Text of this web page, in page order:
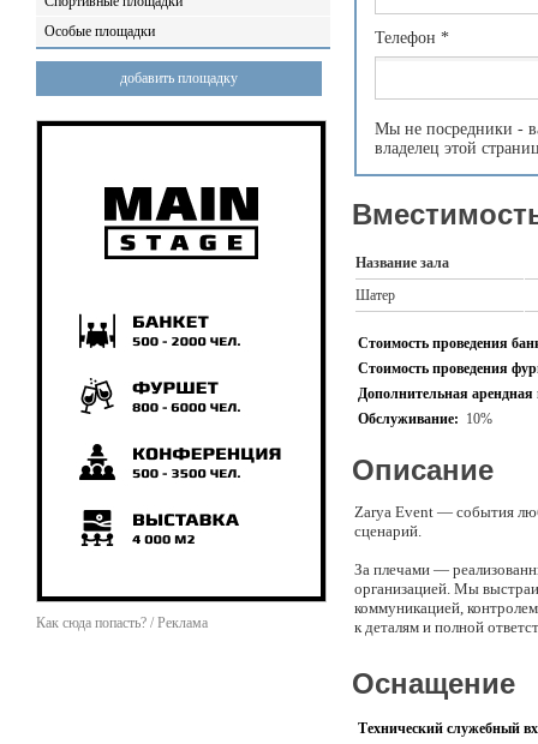
Особые площадки
добавить площадку
Как сюда попасть? / Реклама
Телефон *
Мы не посредники -
владелец этой
Название зала
Шатер
Стоимость проведения
Стоимость проведения
Дополнительная
Обслуживание: 10%
Описание
Zarya Event — события
сценарий.
За плечами —
организацией. Мы
коммуникацией,
к деталям и полной
Оснащение
Технический служебный